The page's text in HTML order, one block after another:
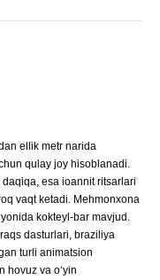
ellik metr narida
qulay joy hisoblanadi.
esa ioannit ritsarlari
vaqt ketadi. Mehmonxona
kokteyl-bar mavjud.
dasturlari, braziliya
turli animatsion
hovuz va o‘yin